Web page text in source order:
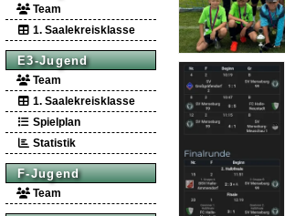
Team
1. Saalekreisklasse
E3-Jugend
Team
1. Saalekreisklasse
Spielplan
Statistik
F-Jugend
Team